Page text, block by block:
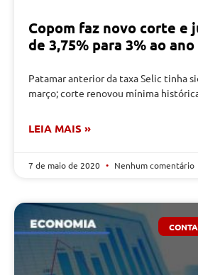
Copom faz novo corte e
de 3,75% para 3% ao ano
Patamar anterior da taxa Selic tinha
março; corte renovou mínima
LEIA MAIS »
7 de maio de 2020 Nenhum comentário